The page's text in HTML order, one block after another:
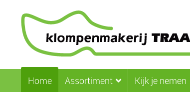
Ga
door
naar
navigatie
Ga
naar
de
inhoud
Home Assortiment Kijk je nemen